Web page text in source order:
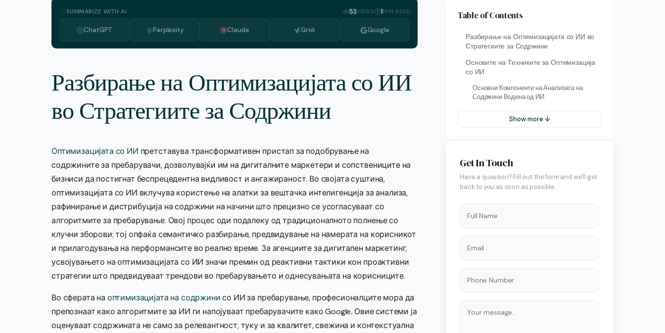
Bulgarian
Dutch
Italian
Portuguese, Portugal
Serbian
Swedish
SUMMARIZE WITH AI 53VIEWS 1MIN READ
ChatGPT Perplexity Claude Grok Google
Разбирање на Оптимизацијата со ИИ
во Стратегиите за Содржини
Оптимизацијата со ИИ претставува трансформативен пристап за подобрување на
содржините за пребарувачи, дозволувајќи им на дигиталните маркетери и сопствениците на
бизниси да постигнат беспрецедентна видливост и ангажираност. Во својата суштина,
оптимизацијата со ИИ вклучува користење на алатки за вештачка интелигенција за анализа,
рафинирање и дистрибуција на содржини на начини што прецизно се усогласуваат со
алгоритмите за пребарување. Овој процес оди подалеку од традиционалното полнење со
клучни зборови; тој опфаќа семантичко разбирање, предвидување на намерата на корисникот
и прилагодувања на перформансите во реално време. За агенциите за дигитален маркетинг,
усвојувањето на оптимизацијата со ИИ значи премин од реактивни тактики кон проактивни
стратегии што предвидуваат трендови во пребарувањето и однесувањата на корисниците.
Во сферата на оптимизацијата на содржинисо ИИ за пребарување, професионалците мора да
препознаат како алгоритмите за ИИ ги напојуваат пребарувачите како Google. Овие системи ја
оценуваат содржината не само за релевантност, туку и за квалитет, свежина и контекстуална
Table of Contents
Разбирање на Оптимизацијата со ИИ во
Стратегиите за Содржини
Основите на Техниките за Оптимизација
со ИИ
Основни Компоненти на Анализата на
Содржини Водена од ИИ
Show more ↓
Get In Touch
Have a question? Fill out the form and we'll get
back to you as soon as possible.